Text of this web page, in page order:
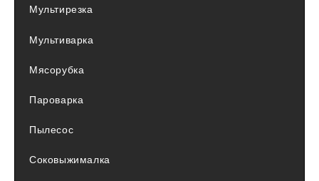
Мультирезка
Мультиварка
Мясорубка
Пароварка
Пылесос
Соковыжималка